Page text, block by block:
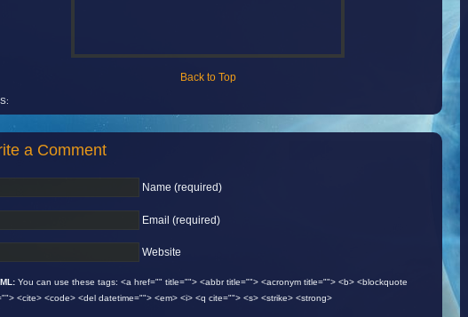
Back to Top
a Comment
Name (required)
Email (required)
Website
You can use these tags: <a href="" title=""> <abbr title=""> <acronym title=""> <b> <blockquote
<cite> <code> <del datetime=""> <em> <i> <q cite=""> <s> <strike> <strong>